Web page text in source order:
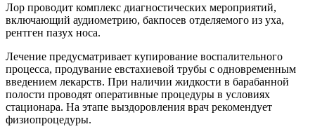
Лор проводит комплекс диагностических мероприятий,
включающий аудиометрию, бакпосев отделяемого из уха,
рентген пазух носа.
Лечение предусматривает купирование воспалительного
процесса, продувание евстахиевой трубы с одновременным
введением лекарств. При наличии жидкости в барабанной
полости проводят оперативные процедуры в условиях
стационара. На этапе выздоровления врач рекомендует
физиопроцедуры.